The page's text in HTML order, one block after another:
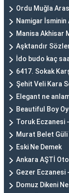
Ordu Muğla
Namigar İsminin
Manisa Akhisar
Aşktandır
İdo budo kaç
6417. Sokak
Şehit Veli Kara
Elegant ne
Beautiful Boy
Toruk Eczanesi
Murat Belet
Eski Ne Demek
Ankara AŞTİ
Gezer Eczanesi
Domuz Dikeni